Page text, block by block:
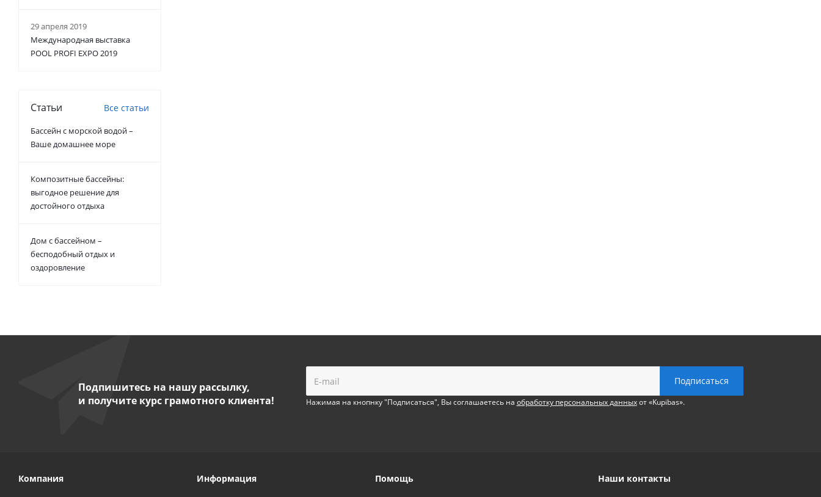
29 апреля 2019
Международная выставка
POOL PROFI EXPO 2019
Статьи Все статьи
Бассейн с морской водой –
Ваше домашнее море
Композитные бассейны:
выгодное решение для
достойного отдыха
Дом с бассейном –
бесподобный отдых и
оздоровление
Подпишитесь на нашу рассылку,
и получите курс грамотного клиента!
Нажимая на кнопнку "Подписаться", Вы соглашаетесь на обработку персональных данныхот «Kupibas».
Компания Информация Помощь Наши контакты